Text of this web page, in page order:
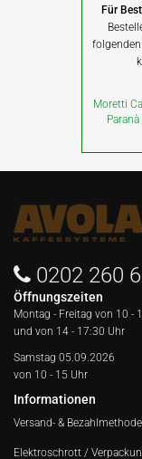
Für
Moretti
0202 260
Öffnungszeiten
Montag - Freitag von 10 -
und von 14 - 17:30 Uhr
Samstag 05.09.2026
von 10 - 15 Uhr
Informationen
Versand- &
Elektroschrott /